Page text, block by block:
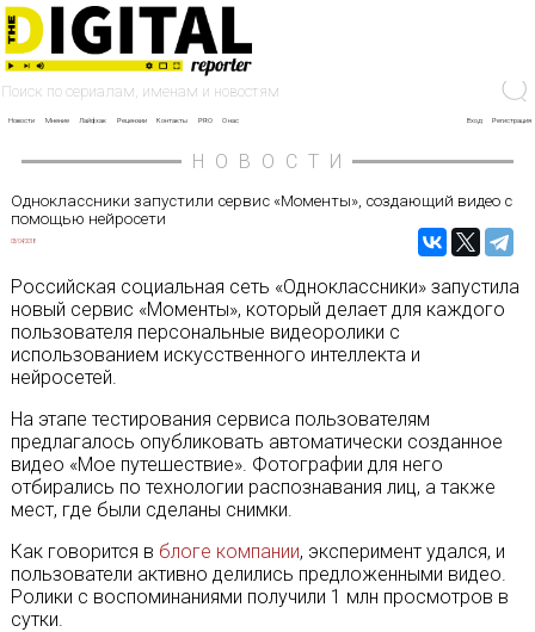
Новости Мнение Лайфхак Рецензии Контакты PRO О нас Вход Регистрация
НОВОСТИ
Одноклассники запустили сервис «Моменты», создающий видео с
помощью нейросети
03/04/2018
Российская социальная сеть «Одноклассники» запустила
новый сервис «Моменты», который делает для каждого
пользователя персональные видеоролики с
использованием искусственного интеллекта и
нейросетей.
На этапе тестирования сервиса пользователям
предлагалось опубликовать автоматически созданное
видео «Мое путешествие». Фотографии для него
отбирались по технологии распознавания лиц, а также
мест, где были сделаны снимки.
Как говорится в блоге компании, эксперимент удался, и
пользователи активно делились предложенными видео.
Ролики с воспоминаниями получили 1 млн просмотров в
сутки.